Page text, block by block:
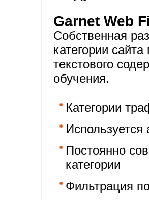
Garnet Web
Собственная
категории
текстового
обучения.
Категории
Постоянно
категории
Фильтрация